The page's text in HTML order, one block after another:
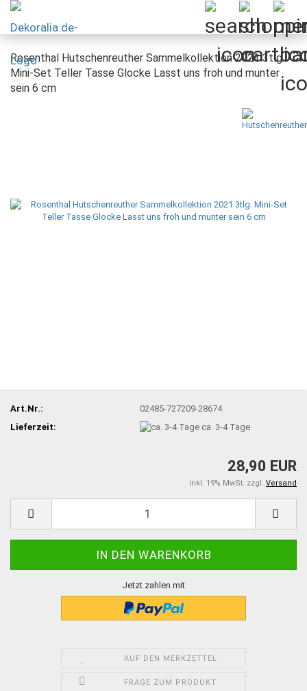
Rosenthal Hutschenreuther Sammelkollektion 2021 3tlg.
Mini-Set Teller Tasse Glocke Lasst uns froh und munter
sein 6 cm
Art.Nr.:
02485-727209-28674
Lieferzeit:
ca. 3-4 Tage
28,90 EUR
inkl. 19% MwSt. zzgl. Versand
Jetzt zahlen mit
AUF DEN MERKZETTEL
FRAGE ZUM PRODUKT